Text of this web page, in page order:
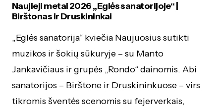
Naujieji metai 2026 „Eglės sanatorijoje“ |
Birštonas ir Druskininkai
„Eglės sanatorija“ kviečia Naujuosius sutikti
muzikos ir šokių sūkuryje – su Manto
Jankavičiaus ir grupės „Rondo“ dainomis. Abi
sanatorijos – Birštone ir Druskininkuose – virs
tikromis šventės scenomis su fejerverkais,